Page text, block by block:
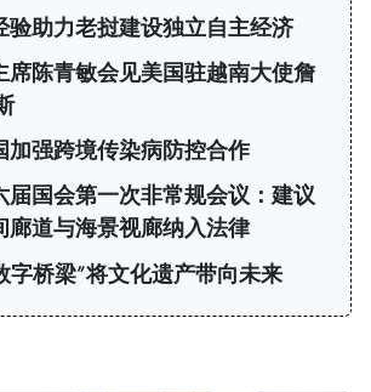
验助力老挝建设独立自主经济
席陈青敏会见美国驻越南大使詹
加强跨境传染病防控合作
届国会第一次非常规会议：建议
廊道与海景视廊纳入法律
字桥梁”将文化遗产带向未来